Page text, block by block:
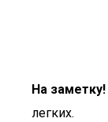
На заметку!
легких.